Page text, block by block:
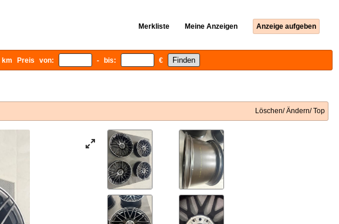
Merkliste Meine Anzeigen Anzeige aufgeben
km Preis von: - bis: €
Löschen/ Ändern/ Top